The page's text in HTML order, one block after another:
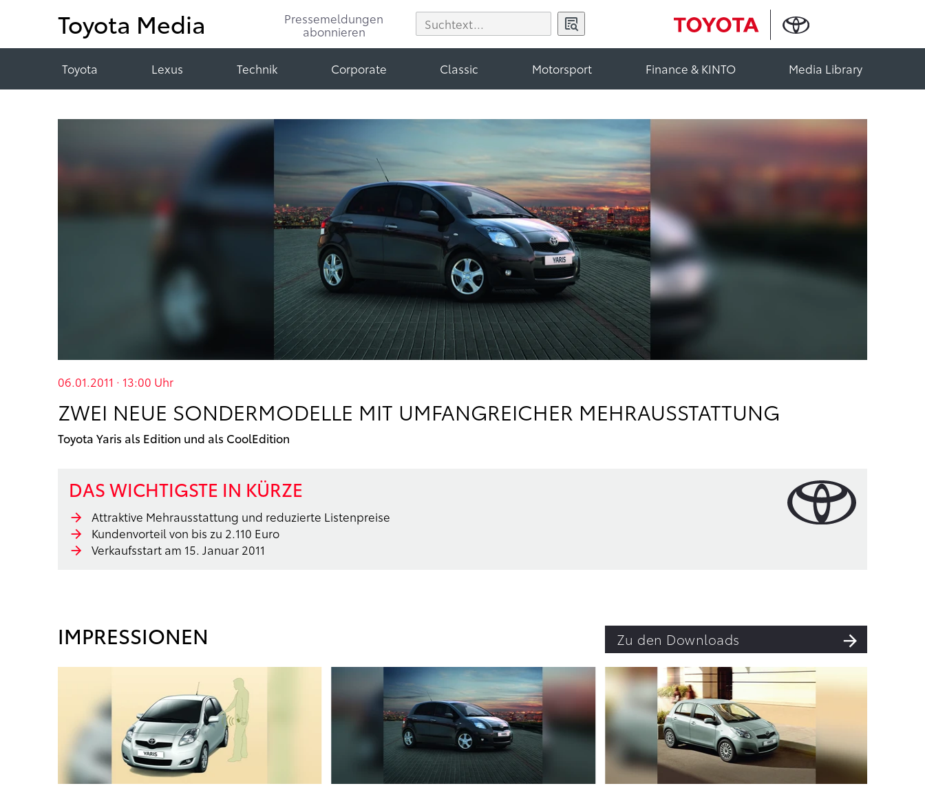
Toyota Media
Pressemeldungen
abonnieren
Toyota Lexus Technik Corporate Classic Motorsport Finance & KINTO Media Library
06.01.2011 · 13:00 Uhr
ZWEI NEUE SONDERMODELLE MIT UMFANGREICHER MEHRAUSSTATTUNG
Toyota Yaris als Edition und als CoolEdition
DAS WICHTIGSTE IN KÜRZE
Attraktive Mehrausstattung und reduzierte Listenpreise
Kundenvorteil von bis zu 2.110 Euro
Verkaufsstart am 15. Januar 2011
IMPRESSIONEN Zu den Downloads